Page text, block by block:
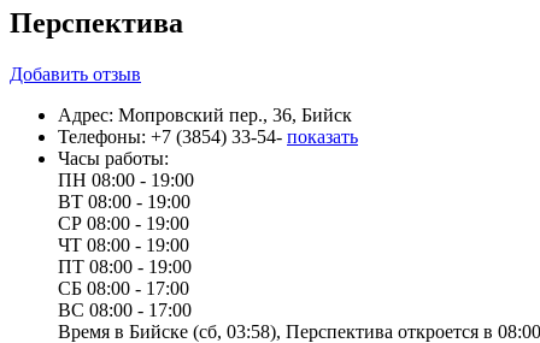
Перспектива
Добавить отзыв
Адрес: Мопровский пер., 36, Бийск
Телефоны: +7 (3854) 33-54- показать
Часы работы:
ПН 08:00 - 19:00
ВТ 08:00 - 19:00
СР 08:00 - 19:00
ЧТ 08:00 - 19:00
ПТ 08:00 - 19:00
СБ 08:00 - 17:00
ВС 08:00 - 17:00
Время в Бийске (сб, 03:58), Перспектива откроется в